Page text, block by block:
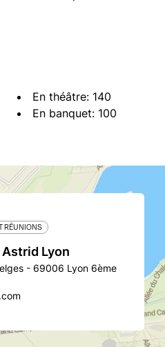
En théâtre: 140
En banquet: 100
RÉUNIONS
Lyon
- 69006 Lyon 6ème